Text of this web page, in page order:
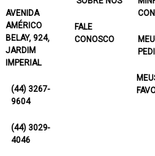
AVENIDA
AMÉRICO
BELAY, 924,
JARDIM
IMPERIAL
(44) 3267-
9604
(44) 3029-
4046
FALE
CONOSCO